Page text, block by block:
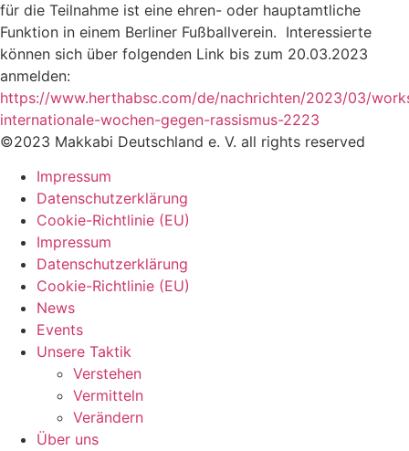
für die Teilnahme ist eine ehren- oder hauptamtliche
Funktion in einem Berliner Fußballverein. Interessierte
können sich über folgenden Link bis zum 20.03.2023
anmelden:
https://www.herthabsc.com/de/nachrichten/2023/03/
internationale-wochen-gegen-rassismus-2223
©2023 Makkabi Deutschland e. V. all rights reserved
Impressum
Datenschutzerklärung
Cookie-Richtlinie (EU)
Impressum
Datenschutzerklärung
Cookie-Richtlinie (EU)
News
Events
Unsere Taktik
Verstehen
Vermitteln
Verändern
Über uns